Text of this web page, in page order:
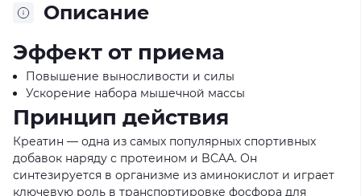
Описание
Эффект от приема
Повышение выносливости и силы
Ускорение набора мышечной массы
Принцип действия
Креатин — одна из самых популярных спортивных
добавок наряду с протеином и BCAA. Он
синтезируется в организме из аминокислот и играет
ключевую роль в транспортировке фосфора для